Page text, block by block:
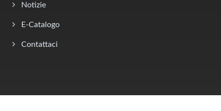
Notizie
E-Catalogo
Contattaci